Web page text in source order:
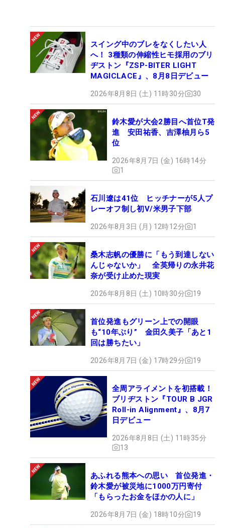
スイング中のブレをなくしたい人
へ！ 3種類の伸縮性ヒモ採用のブリ
ヂストン『ZSP-BITER LIGHT
MAGICLACE』、8月8日デビュー
2026年8月8日 (土) 11時30分 30
鈴木愛が大会2勝目へ首位T発
進 安田祐香、吉澤柚月ら5
位
2026年8月7日 (金) 16時14分
1
石川遼は41位 ヒッチナーが5人プ
レーオフ制し初V/米男子下部
2026年8月3日 (月) 12時12分 1
桑木志帆の優勝に「もう到達しない
んじゃないか」 全英帰りの永井花
奈が受け止めた現実
2026年8月8日 (土) 10時30分 19
首位発進もグリーン上での開眼
も“10年ぶり” 金田久美子「あと1
回は勝ちたい」
2026年8月7日 (金) 17時29分 19
全周アライメントを初搭載！
ブリヂストン『TOUR B JGR
Roll-in Alignment』、8月7
日デビュー
2026年8月8日 (土) 11時35分
13
あふれる熊本への思い 首位発進・
鈴木愛が被災地に1000万円寄付
「もらったお金をほかの人に」
2026年8月7日 (金) 18時10分 19